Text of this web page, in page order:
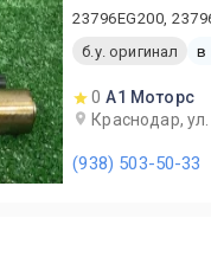
23796EG200,
б.у. оригинал
в
0 А1 Моторс
Краснодар,
(938) 503-50-33